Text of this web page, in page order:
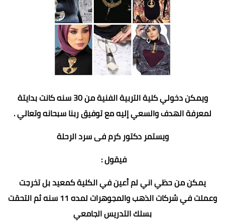
ويمكن دخولي كلية التربية الفنية من 30 سنه كانت بدايتة
لمعرفة الهدف والسعي إليه مع توفيق ربنا سبحانه وتعالي .
ويستمر دكتور كرم فى سرد الرحلة
فيقول :
يمكن من حظي اني لم أعين في الكلية كمعيد بل تخرجت
وعملت في شركات الذهب والمجوهرات لمده 11 سنه ثم التحقت
بسلك التدريس الجامعي